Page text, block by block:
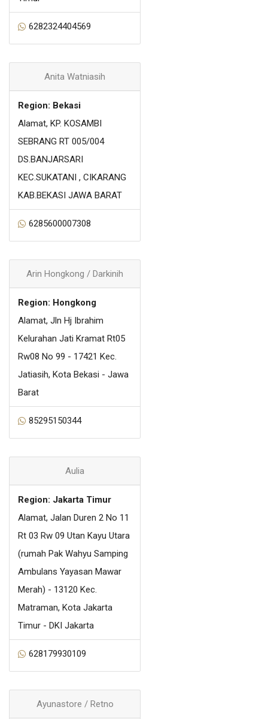
6282324404569
Anita Watniasih
Region: Bekasi
Alamat, KP. KOSAMBI
SEBRANG RT 005/004
DS.BANJARSARI
KEC.SUKATANI , CIKARANG
KAB.BEKASI JAWA BARAT
6285600007308
Arin Hongkong / Darkinih
Region: Hongkong
Alamat, Jln Hj Ibrahim
Kelurahan Jati Kramat Rt05
Rw08 No 99 - 17421 Kec.
Jatiasih, Kota Bekasi - Jawa
Barat
85295150344
Aulia
Region: Jakarta Timur
Alamat, Jalan Duren 2 No 11
Rt 03 Rw 09 Utan Kayu Utara
(rumah Pak Wahyu Samping
Ambulans Yayasan Mawar
Merah) - 13120 Kec.
Matraman, Kota Jakarta
Timur - DKI Jakarta
628179930109
Ayunastore / Retno